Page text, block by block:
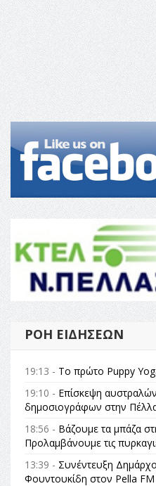
ΡΟΉ ΕΙΔΉΣΕΩΝ
19:13 - Το πρώτο Puppy
19:10 - Επίσκεψη
δημοσιογράφων στην
18:56 - Βάζουμε τα μπάζα
Προλαμβάνουμε τις
13:39 - Συνέντευξη
Φουντουκίδη στον Pella